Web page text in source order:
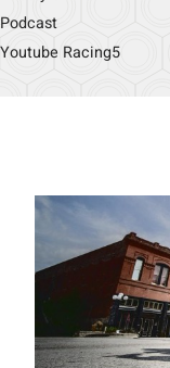
Podcast
Youtube Racing5